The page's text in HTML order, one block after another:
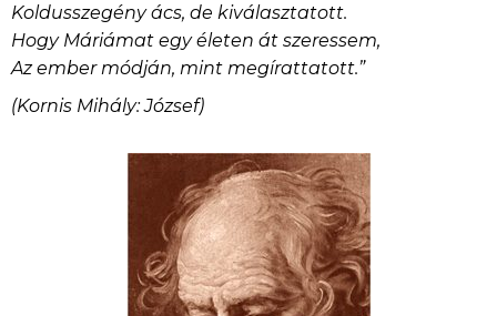
Koldusszegény ács, de kiválasztatott.
Hogy Máriámat egy életen át szeressem,
Az ember módján, mint megírattatott.”
(Kornis Mihály: József)